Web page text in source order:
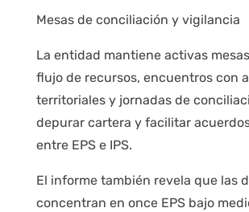
Mesas de conciliación y vigilancia
La entidad mantiene activas
flujo de recursos, encuentros con
territoriales y jornadas de
depurar cartera y facilitar
entre EPS e IPS.
El informe también revela que las
concentran en once EPS bajo